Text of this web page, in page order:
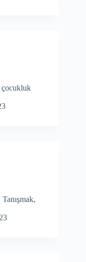
çocukluk
Tanışmak,